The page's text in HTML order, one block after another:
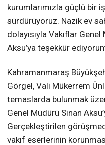
kurumlarımızla güçlü bir
sürdürüyoruz. Nazik ev
dolayısıyla Vakıflar
Aksu’ya teşekkür
Kahramanmaraş
Görgel, Vali Mükerrem
temaslarda bulunmak
Genel Müdürü Sinan
Gerçekleştirilen
vakıf eserlerinin